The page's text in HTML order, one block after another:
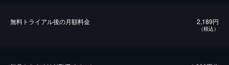
無料トライアル後の⽉額料金 2,189円
（税込）